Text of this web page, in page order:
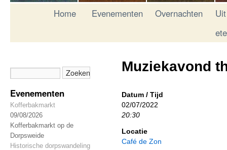
Home Evenementen Overnachten
Uit
Evenementen
Kofferbakmarkt
09/08/2026
Kofferbakmarkt op de
Dorpsweide
Historische dorpswandeling
Muziekavond
Datum / Tijd
02/07/2022
20:30
Locatie
Café de Zon